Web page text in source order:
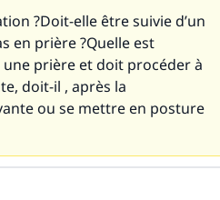
?Doit-elle être suivie d’un
en prière ?Quelle est
une prière et doit procéder à
doit-il , après la
ou se mettre en posture